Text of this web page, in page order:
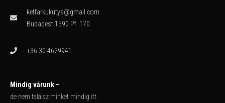
ketfarkukutya@gmail.com
Budapest 1590 Pf. 170
+36 30 4629941
Mindig várunk –
de nem találsz minket mindig itt.